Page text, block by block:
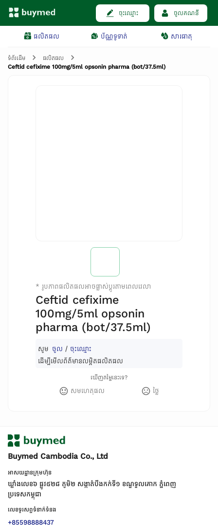
ចុះឈ្មោះ ចូលគណនី
ផលិតផល ប័ណ្ណទូទាត់ សារធាតុ
ទំព័រដើម
ផលិតផល
Ceftid cefixime 100mg/5ml opsonin pharma (bot/37.5ml)
* រូបភាពផលិតផលអាចផ្លាស់ប្តូរតាមពេលវេលា
Ceftid cefixime
100mg/5ml opsonin
pharma (bot/37.5ml)
សូម ចូល / ចុះឈ្មោះ
ដើម្បីមើលព័ត៌មានលម្អិតផលិតផល
ឃើញតម្លៃនេះទេ?
សមហេតុផល ថ្លៃ
Buymed Cambodia Co., Ltd
អាសយដ្ឋានក្រុមហ៊ុន
ឃ្លាំងលេខ៦ ផ្លូវ៥២៨ ភូមិ២ សង្កាត់់បឹងកក់ទី១ ខណ្ឌទួលគោក ភ្នំពេញ
ប្រទេសកម្ពុជា
លេខទូរសព្ទទំនាក់ទំនង
+85598888437